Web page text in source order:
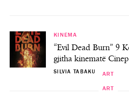
KINEMA
“Evil Dead Burn” 9
gjitha kinematë
SILVIA TABAKU ART
ART
ART
ART